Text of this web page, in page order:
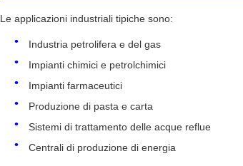
Le applicazioni industriali tipiche sono:
Industria petrolifera e del gas
Impianti chimici e petrolchimici
Impianti farmaceutici
Produzione di pasta e carta
Sistemi di trattamento delle acque reflue
Centrali di produzione di energia